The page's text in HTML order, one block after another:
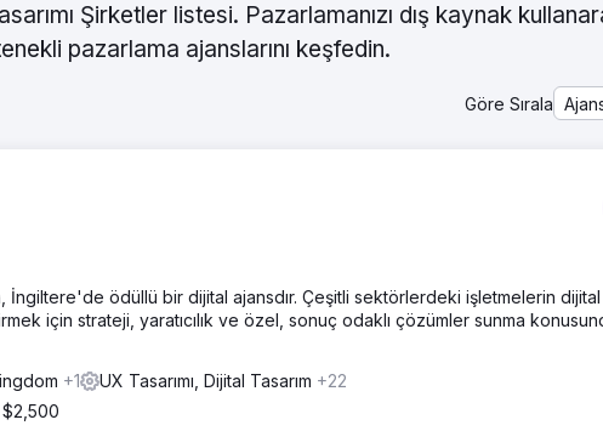
Şirketler listesi. Pazarlamanızı dış kaynak
pazarlama ajanslarını keşfedin.
Göre Sırala
İngiltere'de ödüllü bir dijital ajansdır. Çeşitli sektörlerdeki işletmelerin dijital
için strateji, yaratıcılık ve özel, sonuç odaklı çözümler sunma
+1 UX Tasarımı, Dijital Tasarım +22
$2,500